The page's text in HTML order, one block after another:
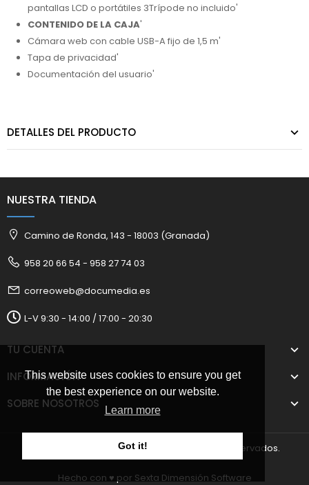
This website uses cookies to ensure you get
the best experience on our website.
Learn more
Got it!
pantallas LCD o portátiles 3Trípode no incluido'
CONTENIDO DE LA CAJA'
Cámara web con cable USB-A fijo de 1,5 m'
Tapa de privacidad'
Documentación del usuario'
DETALLES DEL PRODUCTO
NUESTRA TIENDA
Camino de Ronda, 143 - 18003 (Granada)
958 20 66 54 - 958 27 74 03
correoweb@documedia.es
L-V 9:30 - 14:00 / 17:00 - 20:30
TU CUENTA
INFORMACIÓN
SOBRE NOSOTROS
2025 © Documedia S.L. Todos los derechos reservados.
Hecho con ♥️ por Sexta Dimensión Software